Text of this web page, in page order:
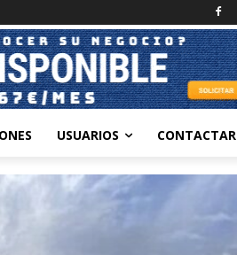
USUARIOS CONTACTAR